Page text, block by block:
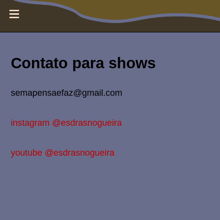
MENUS
d
r
a
s
Contato para shows
semapensaefaz@gmail.com
instagram @esdrasnogueira
youtube @esdrasnogueira